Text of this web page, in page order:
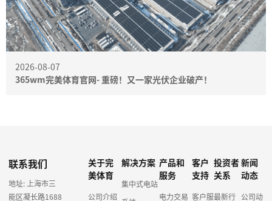
2026-08-07
365wm完美体育官网- 重磅！又一家光伏企业破产！
联系我们
地址: 上海市三
能区凝长路1688
关于完
美体育
公司介绍
解决方案
集中式电站
产品和
服务
电力交易
客户
支持
客户服
投资者
关系
最新行
新闻
动态
公司动